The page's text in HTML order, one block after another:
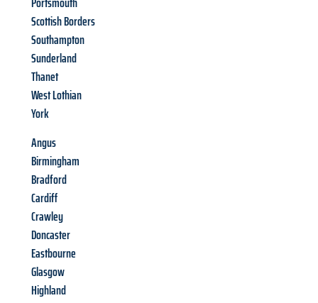
Scottish Borders
Southampton
Sunderland
Thanet
West Lothian
York
Angus
Birmingham
Bradford
Cardiff
Crawley
Doncaster
Eastbourne
Glasgow
Highland